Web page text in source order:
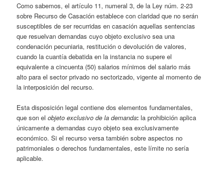
Como sabemos, el artículo 11, numeral 3, de la Ley núm. 2-23
sobre Recurso de Casación establece con claridad que no serán
susceptibles de ser recurridas en casación aquellas sentencias
que resuelvan demandas cuyo objeto exclusivo sea una
condenación pecuniaria, restitución o devolución de valores,
cuando la cuantía debatida en la instancia no supere el
equivalente a cincuenta (50) salarios mínimos del salario más
alto para el sector privado no sectorizado, vigente al momento de
la interposición del recurso.
Esta disposición legal contiene dos elementos fundamentales,
que son elobjeto exclusivo de la demanda: la prohibición aplica
únicamente a demandas cuyo objeto sea exclusivamente
económico. Si el recurso versa también sobre aspectos no
patrimoniales o derechos fundamentales, este límite no sería
aplicable.